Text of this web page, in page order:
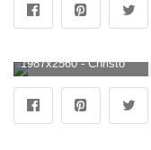
1987x2560 - Christoph Waltz Wallpaper 4k For Laptop. Christoph Waltz Bild.